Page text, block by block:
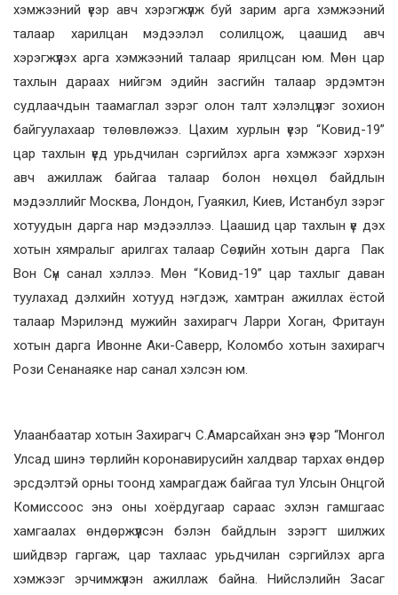
хэмжээний үеэр авч хэрэгжүүлж буй зарим арга хэмжээний
талаар харилцан мэдээлэл солилцож, цаашид авч
хэрэгжүүлэх арга хэмжээний талаар ярилцсан юм. Мөн цар
тахлын дараах нийгэм эдийн засгийн талаар эрдэмтэн
судлаачдын таамаглал зэрэг олон талт хэлэлцүүлэг зохион
байгуулахаар төлөвлөжээ. Цахим хурлын үеэр “Ковид-19”
цар тахлын үед урьдчилан сэргийлэх арга хэмжээг хэрхэн
авч ажиллаж байгаа талаар болон нөхцөл байдлын
мэдээллийг Москва, Лондон, Гуаякил, Киев, Истанбул зэрэг
хотуудын дарга нар мэдээллээ. Цаашид цар тахлын үе дэх
хотын хямралыг арилгах талаар Сөүлийн хотын дарга Пак
Вон Сүн санал хэллээ. Мөн “Ковид-19” цар тахлыг даван
туулахад дэлхийн хотууд нэгдэж, хамтран ажиллах ёстой
талаар Мэрилэнд мужийн захирагч Ларри Хоган, Фритаун
хотын дарга Ивонне Аки-Саверр, Коломбо хотын захирагч
Рози Сенанаяке нар санал хэлсэн юм.
Улаанбаатар хотын Захирагч С.Амарсайхан энэ үеэр “Монгол
Улсад шинэ төрлийн коронавирусийн халдвар тархах өндөр
эрсдэлтэй орны тоонд хамрагдаж байгаа тул Улсын Онцгой
Комиссоос энэ оны хоёрдугаар сараас эхлэн гамшгаас
хамгаалах өндөржүүлсэн бэлэн байдлын зэрэгт шилжих
шийдвэр гаргаж, цар тахлаас урьдчилан сэргийлэх арга
хэмжээг эрчимжүүлэн ажиллаж байна. Нийслэлийн Засаг